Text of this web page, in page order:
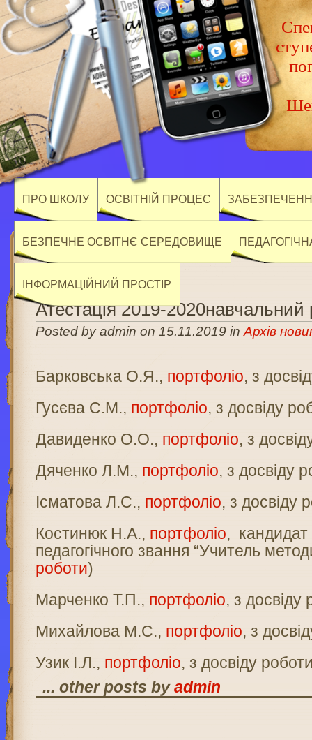
ПРО ШКОЛУ ОСВІТНІЙ ПРОЦЕС
БЕЗПЕЧНЕ ОСВІТНЄ СЕРЕДОВИЩЕ
ІНФОРМАЦІЙНИЙ ПРОСТІР
Атестація 2019-2020навчальний
Posted by admin on 15.11.2019 inАрхів
Барковська О.Я., портфоліо, з
Гусєва С.М., портфоліо, з досвіду
Давиденко О.О., портфоліо, з
Дяченко Л.М., портфоліо, з досвіду
Ісматова Л.С., портфоліо, з досвіду
Костинюк Н.А., портфоліо, кандидат
педагогічного звання “Учитель
роботи)
Марченко Т.П., портфоліо, з досвіду
Михайлова М.С., портфоліо, з
Узик І.Л., портфоліо, з досвіду
... other posts byadmin